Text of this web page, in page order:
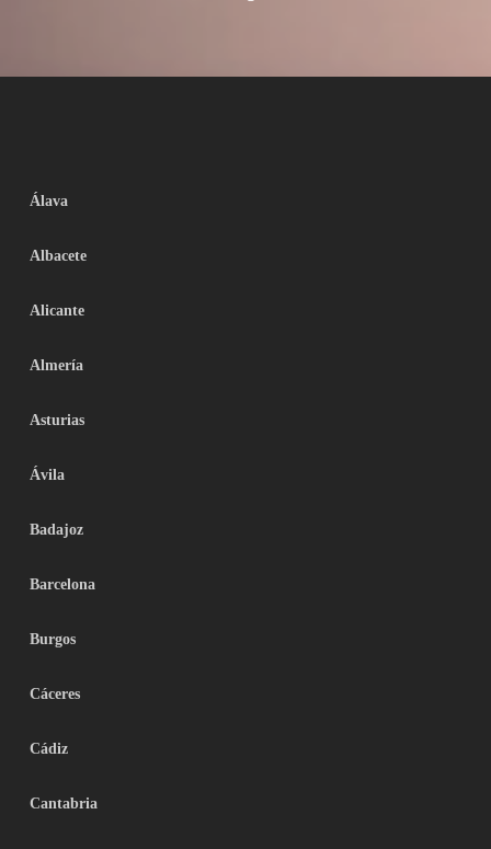
Álava
Albacete
Alicante
Almería
Asturias
Ávila
Badajoz
Barcelona
Burgos
Cáceres
Cádiz
Cantabria